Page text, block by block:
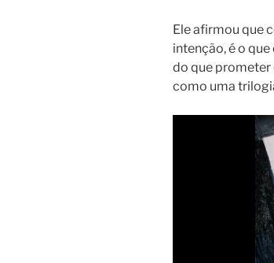
Ele afirmou que
intenção, é o
do que prometer
como uma